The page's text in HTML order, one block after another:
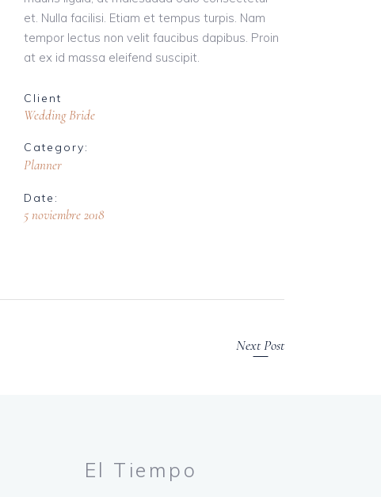
et. Nulla facilisi. Etiam et tempus turpis. Nam
tempor lectus non velit faucibus dapibus. Proin
at ex id massa eleifend suscipit.
Client
Wedding Bride
Category:
Planner
Date:
5 noviembre 2018
Next Post
El Tiempo